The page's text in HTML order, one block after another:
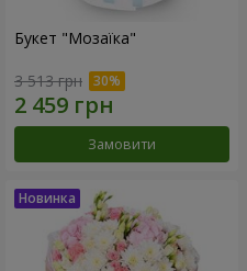
Букет "Мозаїка"
3 513 грн
Замовити